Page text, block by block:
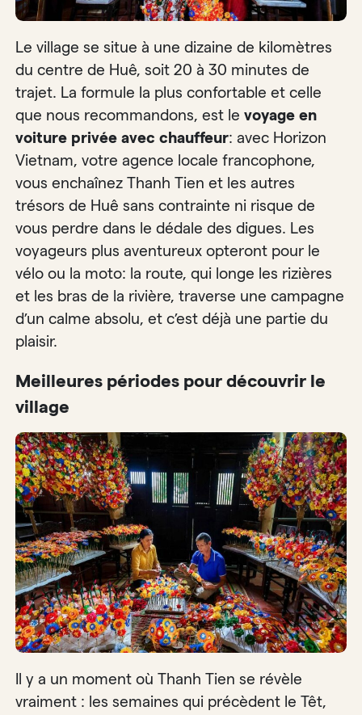
Le village se situe à une dizaine de kilomètres
du centre de Huê, soit 20 à 30 minutes de
trajet. La formule la plus confortable et celle
que nous recommandons, est levoyage en
voiture privée avec chauffeur: avec Horizon
Vietnam, votre agence locale francophone,
vous enchaînez Thanh Tien et les autres
trésors de Huê sans contrainte ni risque de
vous perdre dans le dédale des digues. Les
voyageurs plus aventureux opteront pour le
vélo ou la moto: la route, qui longe les rizières
et les bras de la rivière, traverse une campagne
d’un calme absolu, et c’est déjà une partie du
plaisir.
Meilleures périodes pour découvrir le
village
Il y a un moment où Thanh Tien se révèle
vraiment : les semaines qui précèdent le Têt,